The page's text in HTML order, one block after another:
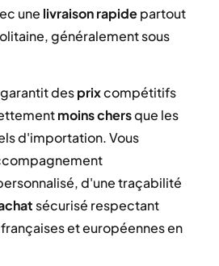
une livraison rapidepartout
généralement sous
desprixcompétitifs
moins chersque les
d'importation. Vous
d'une traçabilité
sécurisé respectant
et européennes en